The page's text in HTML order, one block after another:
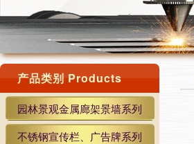
产品类别 Products
园林景观金属廊架景墙系列
不锈钢宣传栏、广告牌系列